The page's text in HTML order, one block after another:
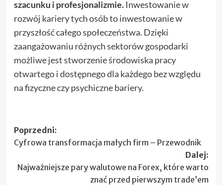
szacunku i profesjonalizmie.Inwestowanie w
rozwój kariery tych osób to inwestowanie w
przyszłość całego społeczeństwa. Dzięki
zaangażowaniu różnych sektorów gospodarki
możliwe jest stworzenie środowiska pracy
otwartego i dostępnego dla każdego bez względu
na fizyczne czy psychiczne bariery.
Zobacz
wpisy
Poprzedni:
Cyfrowa transformacja małych firm – Przewodnik
Dalej:
Najważniejsze pary walutowe na Forex, które warto
znać przed pierwszym trade’em